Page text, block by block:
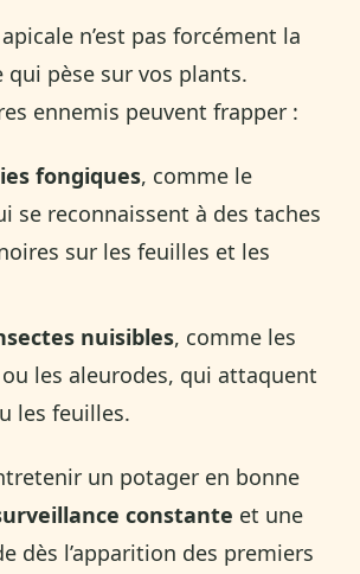
n’est pas forcément la
qui pèse sur vos plants.
ennemis peuvent frapper :
fongiques, comme le
se reconnaissent à des taches
sur les feuilles et les
nuisibles, comme les
les aleurodes, qui attaquent
les feuilles.
un potager en bonne
constante et une
dès l’apparition des premiers